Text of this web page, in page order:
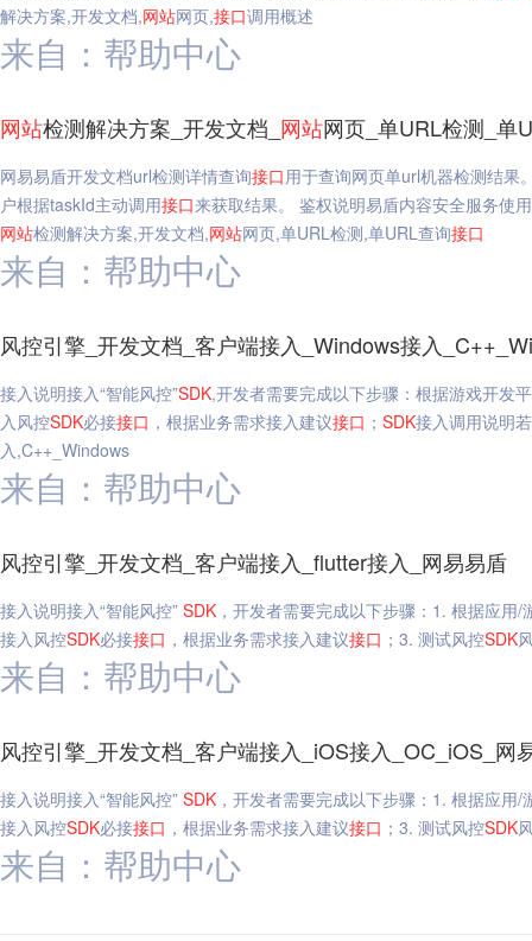
解决方案,开发文档,网站网页,接口调用概述
来自：帮助中心
网站检测解决方案_开发文档_ 网站网页_单URL检测_单
网易易盾开发文档url检测详情查询接口用于查询网页单url机器检测结果
户根据taskId主动调用接口来获取结果。 鉴权说明易盾内容安全服务使
网站检测解决方案,开发文档,网站网页,单URL检测,单URL查询接口
来自：帮助中心
风控引擎_开发文档_客户端接入_Windows接入
接入说明接入“智能风控”SDK,开发者需要完成以下步骤：根据游戏开发
入风控SDK必接接口 ，根据业务需求接入建议接口 ； SDK接入调用说明
入,C++_Windows
来自：帮助中心
风控引擎_开发文档_客户端接入_flutter接入_网易易盾
接入说明接入“智能风控” SDK ，开发者需要完成以下步骤：1. 根据应用/
接入风控SDK必接接口 ，根据业务需求接入建议接口 ；3. 测试风控SDK
来自：帮助中心
风控引擎_开发文档_客户端接入_iOS接入_OC_iOS_网
接入说明接入“智能风控” SDK ，开发者需要完成以下步骤：1. 根据应用/
接入风控SDK必接接口 ，根据业务需求接入建议接口 ；3. 测试风控SDK
来自：帮助中心